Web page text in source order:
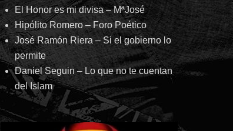
El Honor es mi divisa – MªJosé
Hipólito Romero – Foro Poético
José Ramón Riera – Si el gobierno lo
permite
Daniel Seguin – Lo que no te cuentan
del Islam